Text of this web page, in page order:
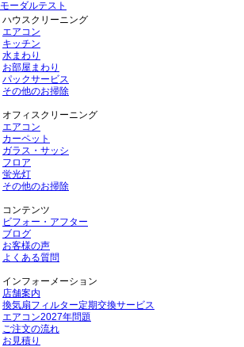
モーダルテスト
ハウスクリーニング
エアコン
キッチン
水まわり
お部屋まわり
パックサービス
その他のお掃除
オフィスクリーニング
エアコン
カーペット
ガラス・サッシ
フロア
蛍光灯
その他のお掃除
コンテンツ
ビフォー・アフター
ブログ
お客様の声
よくある質問
インフォーメーション
店舗案内
換気扇フィルター定期交換サービス
エアコン2027年問題
ご注文の流れ
お見積り